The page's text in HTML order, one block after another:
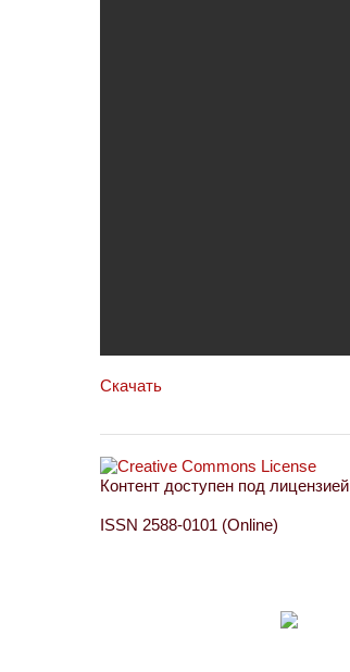
Скачать
Контент доступен под лицензией
ISSN 2588-0101 (Online)